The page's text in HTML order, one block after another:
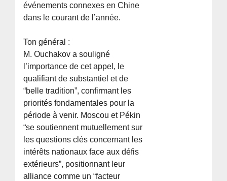
événements connexes en Chine
dans le courant de l’année.
Ton général :
M. Ouchakov a souligné
l’importance de cet appel, le
qualifiant de substantiel et de
“belle tradition”, confirmant les
priorités fondamentales pour la
période à venir. Moscou et Pékin
“se soutiennent mutuellement sur
les questions clés concernant les
intérêts nationaux face aux défis
extérieurs”, positionnant leur
alliance comme un “facteur